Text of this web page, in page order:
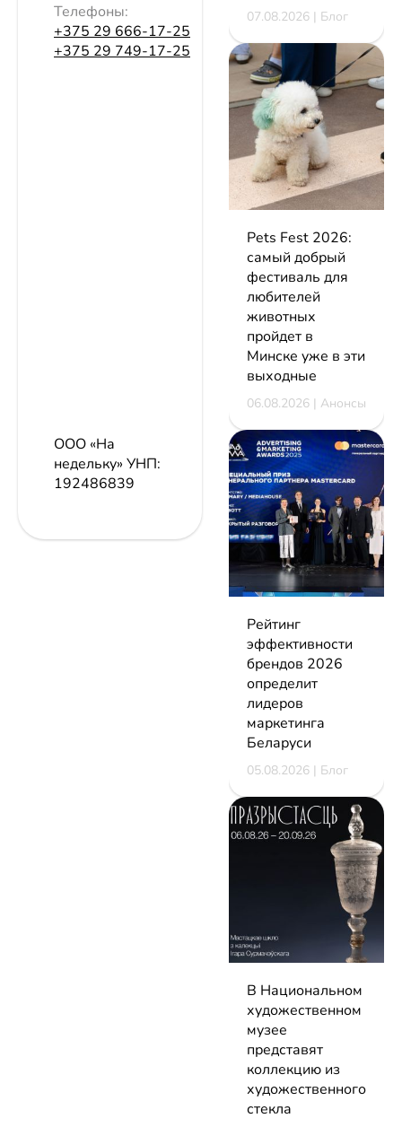
Телефоны:
+375 29 666-17-25
+375 29 749-17-25
ООО «На
недельку» УНП:
192486839
07.08.2026 | Блог
Pets Fest 2026:
самый добрый
фестиваль для
любителей
животных
пройдет в
Минске уже в эти
выходные
06.08.2026 | Анонсы
Рейтинг
эффективности
брендов 2026
определит
лидеров
маркетинга
Беларуси
05.08.2026 | Блог
В Национальном
художественном
музее
представят
коллекцию из
художественного
стекла